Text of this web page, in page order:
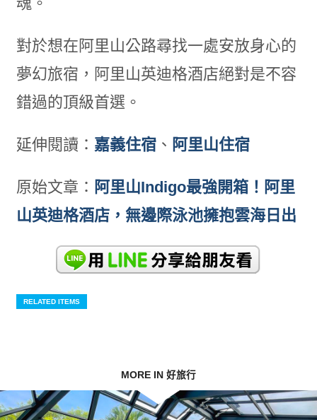
對於想在阿里山公路尋找一處安放身心的
夢幻旅宿，阿里山英迪格酒店絕對是不容
錯過的頂級首選。
延伸閱讀： 嘉義住宿、 阿里山住宿
原始文章： 阿里山Indigo最強開箱！阿里
山英迪格酒店，無邊際泳池擁抱雲海日出
RELATED ITEMS
MORE IN 好旅行